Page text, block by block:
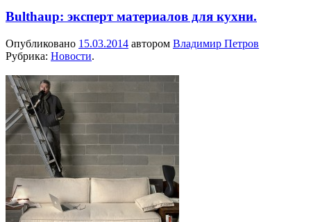
Bulthaup: эксперт материалов для кухни.
Опубликовано 15.03.2014 автором Владимир Петров
Рубрика: Новости.